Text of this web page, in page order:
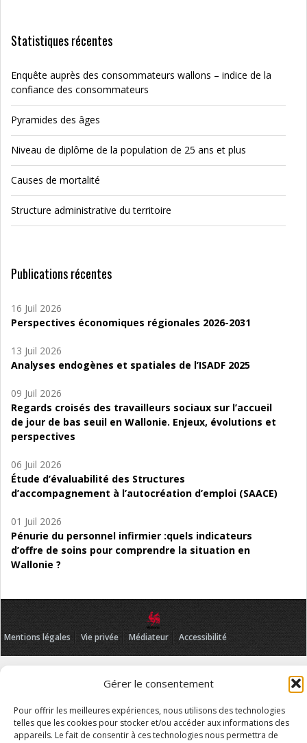
Gérer le consentement
Pour offrir les meilleures expériences, nous utilisons des technologies
telles que les cookies pour stocker et/ou accéder aux informations des
appareils. Le fait de consentir à ces technologies nous permettra de
Statistiques récentes
Enquête auprès des consommateurs wallons – indice de la
confiance des consommateurs
Pyramides des âges
Niveau de diplôme de la population de 25 ans et plus
Causes de mortalité
Structure administrative du territoire
Publications récentes
16 Juil 2026
Perspectives économiques régionales 2026-2031
13 Juil 2026
Analyses endogènes et spatiales de l’ISADF 2025
09 Juil 2026
Regards croisés des travailleurs sociaux sur l’accueil
de jour de bas seuil en Wallonie. Enjeux, évolutions et
perspectives
06 Juil 2026
Étude d’évaluabilité des Structures
d’accompagnement à l’autocréation d’emploi (SAACE)
01 Juil 2026
Pénurie du personnel infirmier :quels indicateurs
d’offre de soins pour comprendre la situation en
Wallonie ?
Mentions légales Vie privée Médiateur Accessibilité